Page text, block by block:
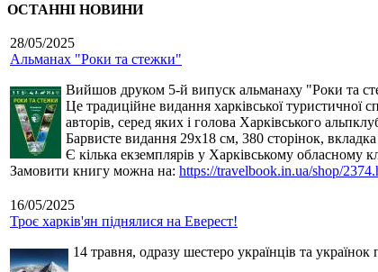
ОСТАННІ НОВИНИ
28/05/2025
Альманах "Роки та стежки"
Вийшов друком 5-й випуск альманаху "Роки та
Це традиційне видання харківської туристичної
авторів, серед яких і голова Харківського
Барвисте видання 29х18 см, 380 сторінок, вкладка
Є кілька екземплярів у Харківському обласному
Замовити книгу можна на: https://travelbook.in.ua/shop/
16/05/2025
Троє харків'ян піднялися на Еверест!
14 травня, одразу шестеро українців та